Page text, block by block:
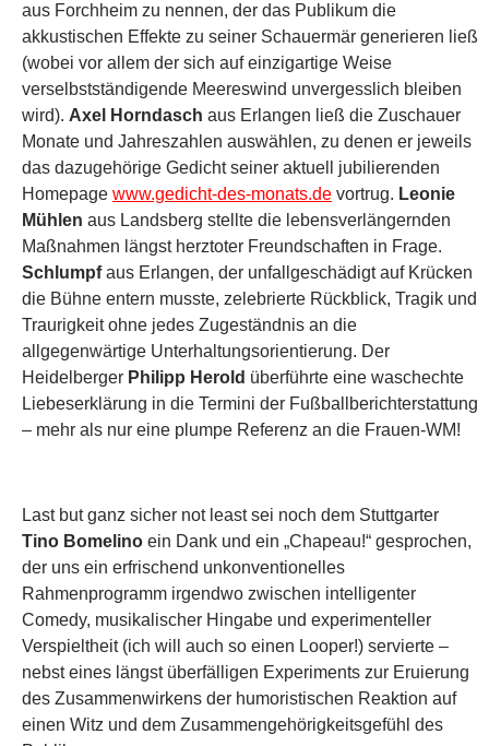
aus Forchheim zu nennen, der das Publikum die
akkustischen Effekte zu seiner Schauermär generieren ließ
(wobei vor allem der sich auf einzigartige Weise
verselbstständigende Meereswind unvergesslich bleiben
wird). Axel Horndasch aus Erlangen ließ die Zuschauer
Monate und Jahreszahlen auswählen, zu denen er jeweils
das dazugehörige Gedicht seiner aktuell jubilierenden
Homepage www.gedicht-des-monats.de vortrug. Leonie
Mühlen aus Landsberg stellte die lebensverlängernden
Maßnahmen längst herztoter Freundschaften in Frage.
Schlumpfaus Erlangen, der unfallgeschädigt auf Krücken
die Bühne entern musste, zelebrierte Rückblick, Tragik und
Traurigkeit ohne jedes Zugeständnis an die
allgegenwärtige Unterhaltungsorientierung. Der
Heidelberger Philipp Herold überführte eine waschechte
Liebeserklärung in die Termini der Fußballberichterstattung
– mehr als nur eine plumpe Referenz an die Frauen-WM!
Last but ganz sicher not least sei noch dem Stuttgarter
Tino Bomelino ein Dank und ein „Chapeau!“ gesprochen,
der uns ein erfrischend unkonventionelles
Rahmenprogramm irgendwo zwischen intelligenter
Comedy, musikalischer Hingabe und experimenteller
Verspieltheit (ich will auch so einen Looper!) servierte –
nebst eines längst überfälligen Experiments zur Eruierung
des Zusammenwirkens der humoristischen Reaktion auf
einen Witz und dem Zusammengehörigkeitsgefühl des